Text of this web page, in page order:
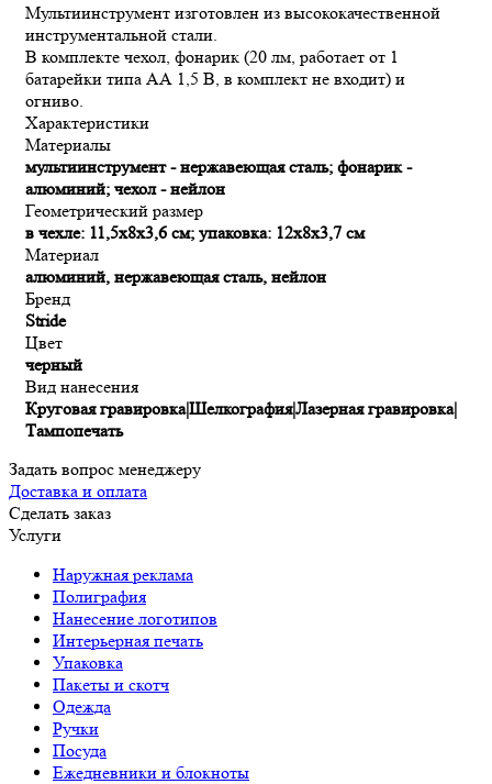
Мультиинструмент изготовлен из высококачественной
инструментальной стали.
В комплекте чехол, фонарик (20 лм, работает от 1
батарейки типа АА 1,5 В, в комплект не входит) и
огниво.
Характеристики
Материалы
мультиинструмент - нержавеющая сталь; фонарик -
алюминий; чехол - нейлон
Геометрический размер
в чехле: 11,5х8х3,6 см; упаковка: 12х8х3,7 см
Материал
алюминий, нержавеющая сталь, нейлон
Бренд
Stride
Цвет
черный
Вид нанесения
Круговая гравировка|Шелкография|Лазерная гравировка|
Тампопечать
Задать вопрос менеджеру
Доставка и оплата
Сделать заказ
Услуги
Наружная реклама
Полиграфия
Нанесение логотипов
Интерьерная печать
Упаковка
Пакеты и скотч
Одежда
Ручки
Посуда
Ежедневники и блокноты